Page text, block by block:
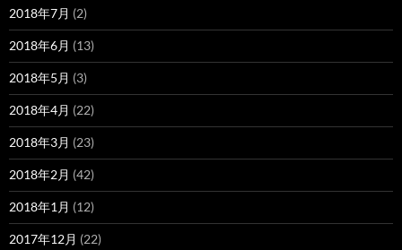
2018年7月 (2)
2018年6月 (13)
2018年5月 (3)
2018年4月 (22)
2018年3月 (23)
2018年2月 (42)
2018年1月 (12)
2017年12月 (22)